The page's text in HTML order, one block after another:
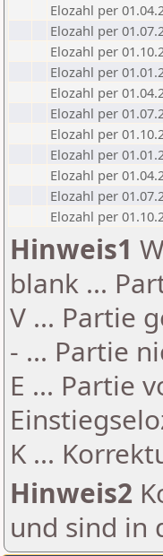
Elozahl per
Elozahl per
Elozahl per
Elozahl per
Elozahl per
Elozahl per
Elozahl per
Elozahl per
Elozahl per
Elozahl per
Elozahl per
Hinweis1
blank ...
V ... Partie
- ... Partie
E ... Partie
K ...
Hinweis2
und sind in